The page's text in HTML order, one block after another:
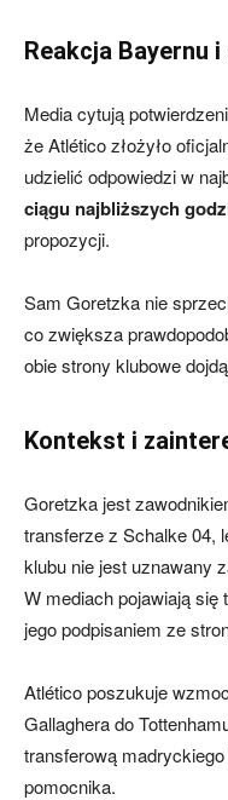
Reakcja Bayernu
Media cytują
że Atlético złożyło
udzielić odpowiedzi w
ciągu najbliższych
propozycji.
Sam Goretzka nie
co zwiększa
obie strony klubowe
Kontekst i
Goretzka jest
transferze z Schalke 04,
klubu nie jest uznawany
W mediach pojawiają się
jego podpisaniem ze
Atlético poszukuje
Gallaghera do
transferową
pomocnika.